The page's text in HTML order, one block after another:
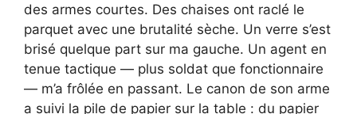
des armes courtes. Des chaises ont raclé le
parquet avec une brutalité sèche. Un verre s’est
brisé quelque part sur ma gauche. Un agent en
tenue tactique — plus soldat que fonctionnaire
— m’a frôlée en passant. Le canon de son arme
a suivi la pile de papier sur la table : du papier